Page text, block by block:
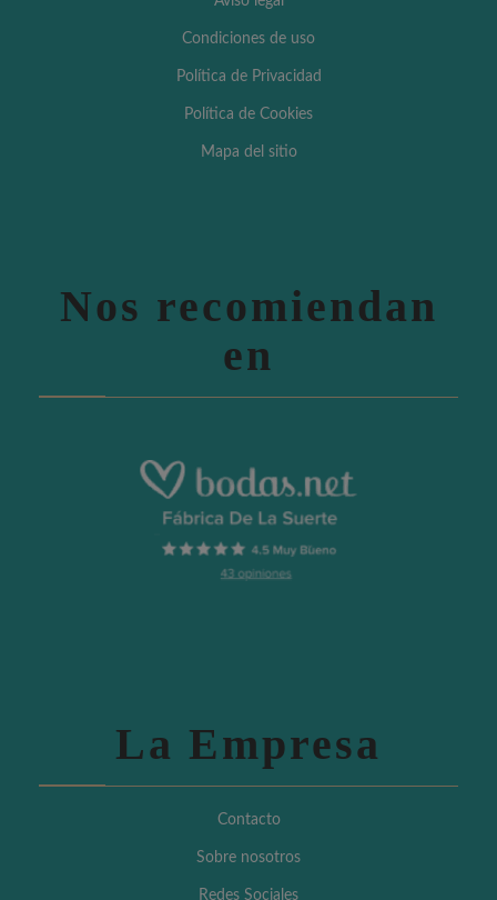
Condiciones de uso
Política de Privacidad
Política de Cookies
Mapa del sitio
Nos recomiendan
en
La Empresa
Contacto
Sobre nosotros
Redes Sociales